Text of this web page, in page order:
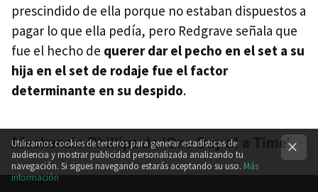
prescindido de ella porque no estaban dispuestos a
pagar lo que ella pedía, pero Redgrave señala que
fue el hecho de querer dar el pecho en el set a su
hija en el set de rodaje fue el factor
determinante en su despido.
Mackenzie Phillips de 'One Day at a Time'
Utilizamos cookies de terceros para generar estadísticas de
audiencia y mostrar publicidad personalizada analizando tu
navegación. Si sigues navegando estarás aceptando su uso. Más
información